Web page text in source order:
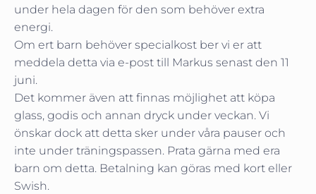
under hela dagen för den som behöver extra
energi.
Om ert barn behöver specialkost ber vi er att
meddela detta via e-post till Markus senast den 11
juni.
Det kommer även att finnas möjlighet att köpa
glass, godis och annan dryck under veckan. Vi
önskar dock att detta sker under våra pauser och
inte under träningspassen. Prata gärna med era
barn om detta. Betalning kan göras med kort eller
Swish.